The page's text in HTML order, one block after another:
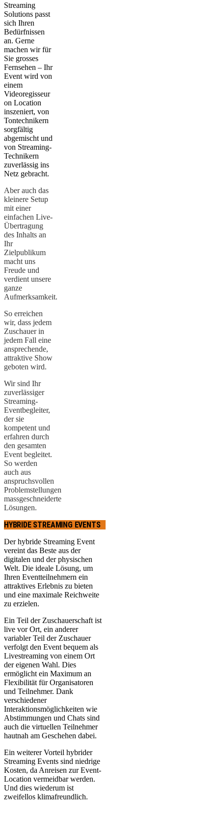
Streaming
Solutions passt
sich Ihren
Bedürfnissen
an. Gerne
machen wir für
Sie grosses
Fernsehen – Ihr
Event wird von
einem
Videoregisseur
on Location
inszeniert, von
Tontechnikern
sorgfältig
abgemischt und
von Streaming-
Technikern
zuverlässig ins
Netz gebracht.
Aber auch das
kleinere Setup
mit einer
einfachen Live-
Übertragung
des Inhalts an
Ihr
Zielpublikum
macht uns
Freude und
verdient unsere
ganze
Aufmerksamkeit.
So erreichen
wir, dass jedem
Zuschauer in
jedem Fall eine
ansprechende,
attraktive Show
geboten wird.
Wir sind Ihr
zuverlässiger
Streaming-
Eventbegleiter,
der sie
kompetent und
erfahren durch
den gesamten
Event begleitet.
So werden
auch aus
anspruchsvollen
Problemstellungen
massgeschneiderte
Lösungen.
HYBRIDE STREAMING EVENTS
Der hybride Streaming Event
vereint das Beste aus der
digitalen und der physischen
Welt. Die ideale Lösung, um
Ihren Eventteilnehmern ein
attraktives Erlebnis zu bieten
und eine maximale Reichweite
zu erzielen.
Ein Teil der Zuschauerschaft ist
live vor Ort, ein anderer
variabler Teil der Zuschauer
verfolgt den Event bequem als
Livestreaming von einem Ort
der eigenen Wahl. Dies
ermöglicht ein Maximum an
Flexibilität für Organisatoren
und Teilnehmer. Dank
verschiedener
Interaktionsmöglichkeiten wie
Abstimmungen und Chats sind
auch die virtuellen Teilnehmer
hautnah am Geschehen dabei.
Ein weiterer Vorteil hybrider
Streaming Events sind niedrige
Kosten, da Anreisen zur Event-
Location vermeidbar werden.
Und dies wiederum ist
zweifellos klimafreundlich.